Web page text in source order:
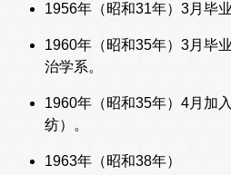
1956年（昭和31年）3月毕
1960年（昭和35年）3月毕
治学系。
1960年（昭和35年）4月加
纺）。
1963年（昭和38年）